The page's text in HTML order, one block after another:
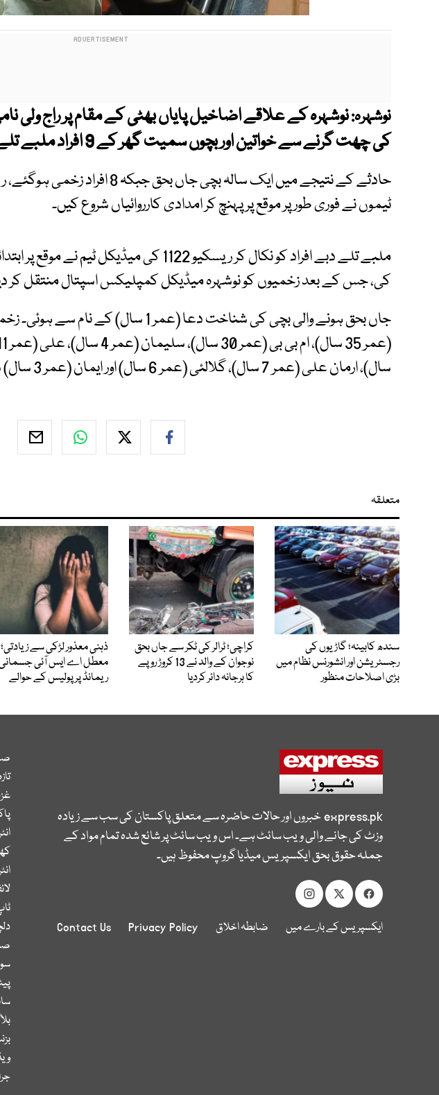
نوشہرہ:نوشہرہ کے علاقے اضاخیل پایاں بھٹی کے مقام پر راج
کی چھت گرنے سے خواتین اور بچوں سمیت گھر کے 9 افراد ملبے تلے دب گئے۔
ٹیموں نے فوری طور پر موقع پر پہنچ کر امدادی کارروائیاں شروع کیں۔
ملبے تلے دبے افراد کو نکال کر ریسکیو 1122 کی میڈیکل
کی، جس کے بعد زخمیوں کو نوشہرہ میڈیکل کمپلیکس اسپتال منتقل کر
جاں بحق ہونے والی بچی کی شناخت دعا (عمر 1 سال)
سال)، ارمان علی (عمر 7 سال)، گلالئی (عمر 6 سال) اور ایمان (عمر 3 سال) شامل ہیں۔
متعلقہ
سندھ کابینہ؛ گاڑیوں کی
رجسٹریشن اور انشورنس نظام میں
بڑی اصلاحات منظور
کراچی؛ ٹرالر کی ٹکر سے جاں بحق
نوجوان کے والد نے 13 کروڑ روپے
کا ہرجانہ دائر کردیا
ذہنی معذور لڑکی سے زیادتی؛
معطل اے ایس آئی
ریمانڈ پر پولیس کے حوالے
express.pkخبروں اور حالات حاضرہ سے متعلق پاکستان کی سب سے زیادہ
وزٹ کی جانے والی ویب سائٹ ہے۔ اس ویب سائٹ پر شائع شدہ تمام مواد کے
جملہ حقوق بحق ایکسپریس میڈیا گروپ محفوظ ہیں۔
ایکسپریس کے بارے میں ضابطہ اخلاق Privacy Policy
Contact Us